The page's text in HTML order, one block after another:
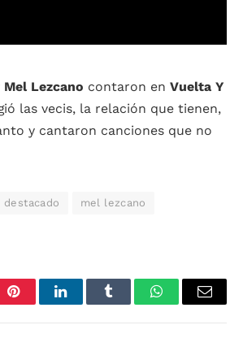
Mel Lezcano contaron en Vuelta Y
las vecis, la relación que tienen,
y cantaron canciones que no
destacado mel lezcano
PinterestLinkedInTumblr WhatsAppEmail